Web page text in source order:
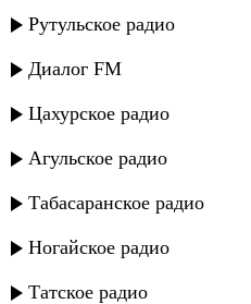
Рутульское радио
Диалог FM
Цахурское радио
Агульское радио
Табасаранское радио
Ногайское радио
Татское радио
Санижат Султанова -
Санижат Султанова -
Санижат Султанова -